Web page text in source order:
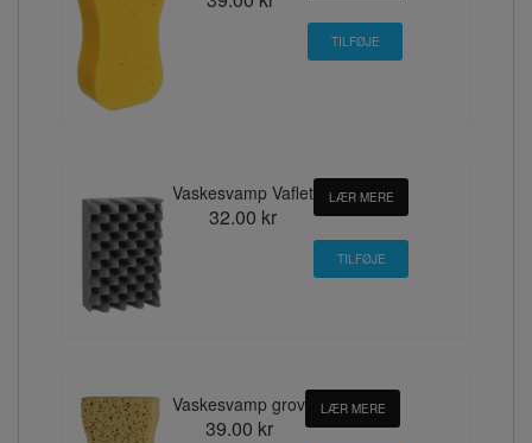
Vaskesvamp Vaflet
32.00 kr
LÆR MERE
Vaskesvamp grov
39.00 kr
LÆR MERE